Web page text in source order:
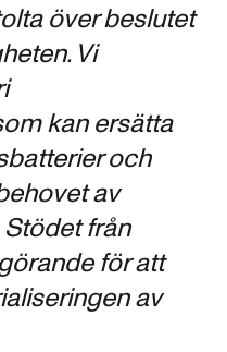
över beslutet
Vi
kan ersätta
och
av
från
för att
av